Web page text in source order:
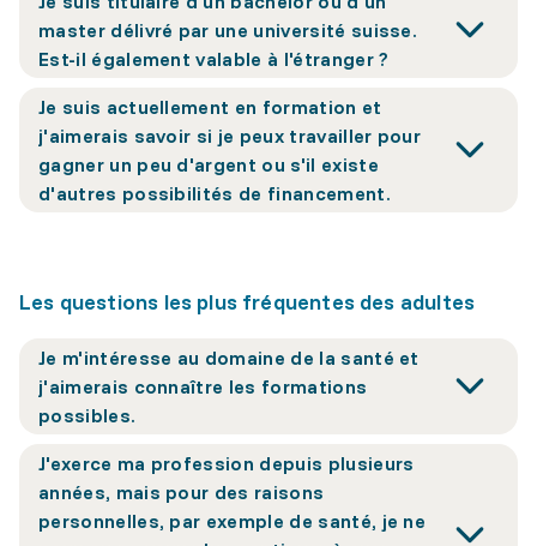
master délivré par une université suisse.
Est-il également valable à l'étranger ?
Je suis actuellement en formation et
j'aimerais savoir si je peux travailler pour
gagner un peu d'argent ou s'il existe
d'autres possibilités de financement.
Les questions les plus fréquentes des adultes
Je m'intéresse au domaine de la santé et
j'aimerais connaître les formations
possibles.
J'exerce ma profession depuis plusieurs
années, mais pour des raisons
personnelles, par exemple de santé, je ne